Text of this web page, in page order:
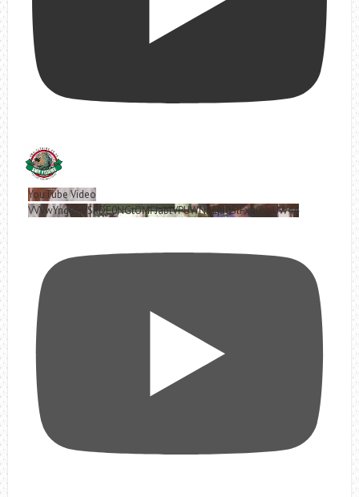
YouTube Video
VVVwYngyRjVSRDE0NGtOMFJablVPUWNBLjd0SlFxa0VoUW44